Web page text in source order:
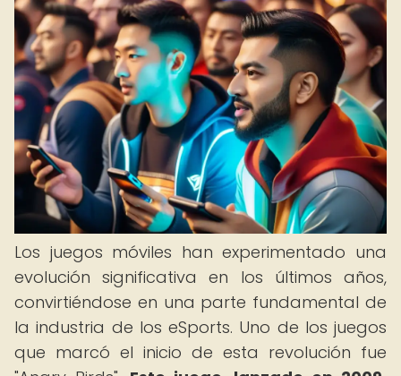
Los juegos móviles han experimentado una
evolución significativa en los últimos años,
convirtiéndose en una parte fundamental de
la industria de los eSports. Uno de los juegos
que marcó el inicio de esta revolución fue